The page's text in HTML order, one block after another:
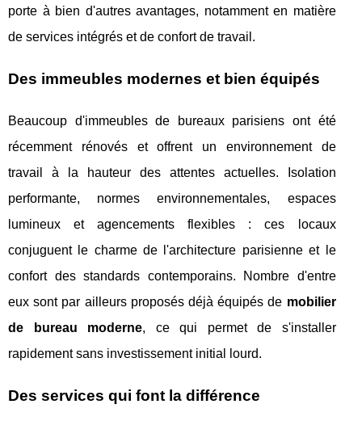
porte à bien d'autres avantages, notamment en matière
de services intégrés et de confort de travail.
Des immeubles modernes et bien équipés
Beaucoup d'immeubles de bureaux parisiens ont été
récemment rénovés et offrent un environnement de
travail à la hauteur des attentes actuelles. Isolation
performante, normes environnementales, espaces
lumineux et agencements flexibles : ces locaux
conjuguent le charme de l'architecture parisienne et le
confort des standards contemporains. Nombre d'entre
eux sont par ailleurs proposés déjà équipés de mobilier
de bureau moderne, ce qui permet de s'installer
rapidement sans investissement initial lourd.
Des services qui font la différence